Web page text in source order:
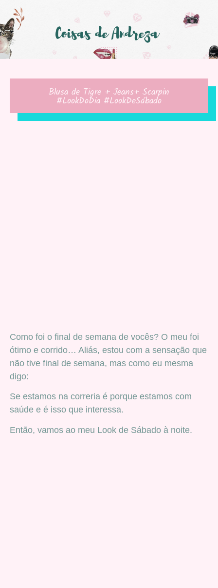
Blusa de Tigre + Jeans+ Scarpin
#LookDoDia #LookDeSábado
Como foi o final de semana de vocês? O meu foi
ótimo e corrido… Aliás, estou com a sensação que
não tive final de semana, mas como eu mesma
digo:
Se estamos na correria é porque estamos com
saúde e é isso que interessa.
Então, vamos ao meu Look de Sábado à noite.